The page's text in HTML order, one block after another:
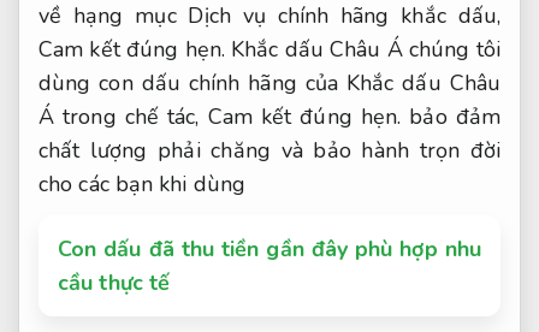
về hạng mục Dịch vụ chính hãng khắc dấu,
Cam kết đúng hẹn. Khắc dấu Châu Á chúng tôi
dùng con dấu chính hãng của Khắc dấu Châu
Á trong chế tác, Cam kết đúng hẹn. bảo đảm
chất lượng phải chăng và bảo hành trọn đời
cho các bạn khi dùng
Con dấu đã thu tiền gần đây phù hợp nhu
cầu thực tế